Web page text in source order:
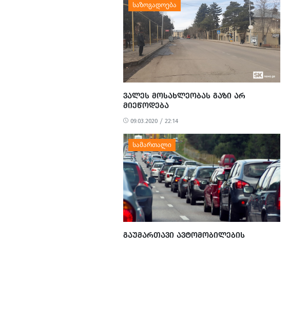
ᲕᲐᲚᲔᲡ ᲛᲝᲡᲐᲮᲚᲔᲝᲑᲐᲡ ᲒᲐᲖᲘ ᲐᲠ
ᲛᲘᲔᲬᲝᲓᲔᲑᲐ
09.03.2020 / 22:14
ᲒᲐᲣᲛᲐᲠᲗᲐᲕᲘ ᲐᲕᲢᲝᲛᲝᲑᲘᲚᲔᲑᲘᲡ